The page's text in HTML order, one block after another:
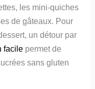
les mini-quiches
de gâteaux. Pour
un détour par
facile permet de
sans gluten